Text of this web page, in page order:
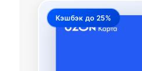
Кэшбэк до 25%